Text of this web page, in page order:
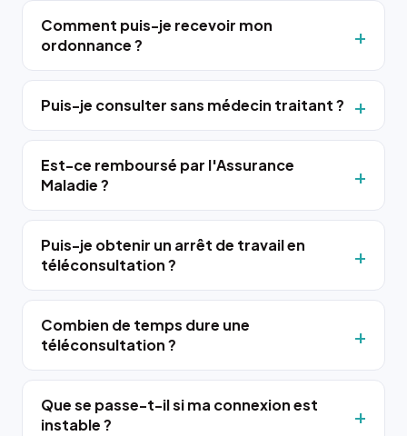
Comment puis-je recevoir mon
ordonnance ?
Puis-je consulter sans médecin traitant ?
Est-ce remboursé par l'Assurance
Maladie ?
Puis-je obtenir un arrêt de travail en
téléconsultation ?
Combien de temps dure une
téléconsultation ?
Que se passe-t-il si ma connexion est
instable ?